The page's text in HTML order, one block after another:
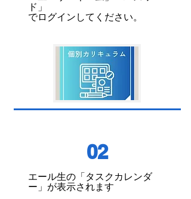
ド」
でログインしてください。
02
エール生の「タスクカレンダ
ー」が表示されます